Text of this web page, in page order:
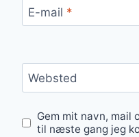
E-mail *
Websted
Gem mit navn, mail
til næste gang jeg